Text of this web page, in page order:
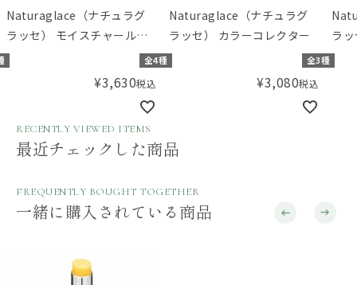
Naturaglace（ナチュラグ
ラッセ） モイスチャールー
ジュセミマット M
全4種
¥3,630税込
Naturaglace（ナチュラグ
ラッセ） カラーコレクター
全3種
¥3,080税込
ラ
RECENTLY VIEWED ITEMS
最近チェックした商品
FREQUENTLY BOUGHT TOGETHER
一緒に購入されている商品